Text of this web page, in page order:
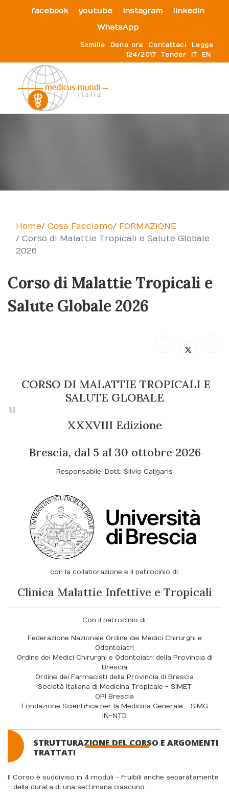
facebook youtube instagram
linkedin
WhatsApp
5xmille Dona ora Contattaci
Legge
124/2017
Tender IT EN
Home Cosa Facciamo
FORMAZIONE
Corso di Malattie Tropicali e Salute Globale
2026
Corso di Malattie Tropicali e
Salute Globale 2026
CORSO DI MALATTIE TROPICALI E
SALUTE GLOBALE
XXXVIII Edizione
Brescia, dal 5 al 30 ottobre 2026
Responsabile: Dott. Silvio Caligaris
con la collaborazione e il patrocinio di:
Clinica Malattie Infettive e Tropicali
Con il patrocinio di:
Federazione Nazionale Ordine dei Medici Chirurghi e
Odontoiatri
Ordine dei Medici Chirurghi e Odontoiatri della Provincia di
Brescia
Ordine dei Farmacisti della Provincia di Brescia
Società Italiana di Medicina Tropicale - SIMET
OPI Brescia
Fondazione Scientifica per la Medicina Generale - SIMG
IN-NTD
STRUTTURAZIONE DEL CORSO E ARGOMENTI
TRATTATI
Il Corso è suddiviso in 4 moduli - fruibili anche separatamente
- della durata di una settimana ciascuno.